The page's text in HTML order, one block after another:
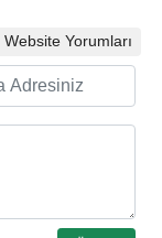
Website Yorumları